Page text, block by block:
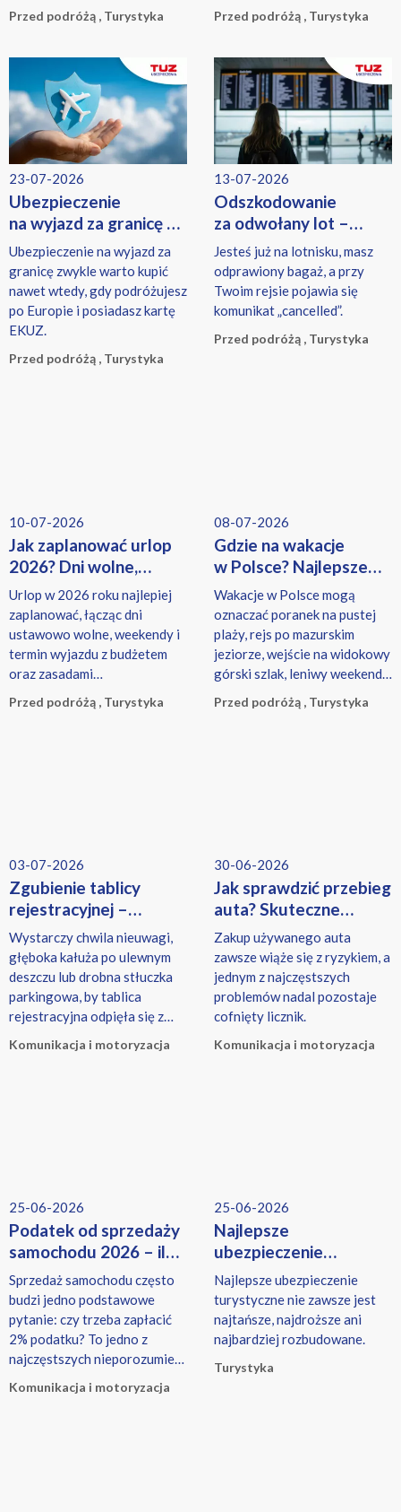
Przed podróżą , Turystyka Przed podróżą , Turystyka
23-07-2026
Ubezpieczenie
na wyjazd za granicę –
czy warto?
Ubezpieczenie na wyjazd za
granicę zwykle warto kupić
nawet wtedy, gdy podróżujesz
po Europie i posiadasz kartę
EKUZ.
Przed podróżą , Turystyka
13-07-2026
Odszkodowanie
za odwołany lot –
kiedy przysługuje i ile
wynosi?
Jesteś już na lotnisku, masz
odprawiony bagaż, a przy
Twoim rejsie pojawia się
komunikat „cancelled”.
Przed podróżą , Turystyka
10-07-2026
Jak zaplanować urlop
2026? Dni wolne,
kierunki warte uwagi
i bezpieczeństwo
Urlop w 2026 roku najlepiej
zaplanować, łącząc dni
ustawowo wolne, weekendy i
termin wyjazdu z budżetem
oraz zasadami
Przed podróżą , Turystyka
08-07-2026
Gdzie na wakacje
w Polsce? Najlepsze
miejsca na urlop
Wakacje w Polsce mogą
oznaczać poranek na pustej
plaży, rejs po mazurskim
jeziorze, wejście na widokowy
górski szlak, leniwy weekend
miasta, w którym historia
Przed podróżą , Turystyka
03-07-2026
Zgubienie tablicy
rejestracyjnej –
co zrobić?
Wystarczy chwila nieuwagi,
głęboka kałuża po ulewnym
deszczu lub drobna stłuczka
parkingowa, by tablica
rejestracyjna odpięła się z
Komunikacja i motoryzacja
30-06-2026
Jak sprawdzić przebieg
auta? Skuteczne
sposoby na wykrycie
cofniętego licznika
Zakup używanego auta
zawsze wiąże się z ryzykiem, a
jednym z najczęstszych
problemów nadal pozostaje
cofnięty licznik.
Komunikacja i motoryzacja
25-06-2026
Podatek od sprzedaży
samochodu 2026 – ile
wynosi i kiedy trzeba
go zapłacić?
Sprzedaż samochodu często
budzi jedno podstawowe
pytanie: czy trzeba zapłacić
2% podatku? To jedno z
najczęstszych nieporozumień.
transakcji auta mogą pojawić
Komunikacja i motoryzacja
25-06-2026
Najlepsze
ubezpieczenie
turystyczne – jakie
wybrać?
Najlepsze ubezpieczenie
turystyczne nie zawsze jest
najtańsze, najdroższe ani
najbardziej rozbudowane.
Turystyka